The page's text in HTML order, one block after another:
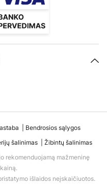
Bendrosios sąlygos
šalinimas
Žibintų šalinimas
rekomenduojamą mažmeninę
išlaidos neįskaičiuotos.